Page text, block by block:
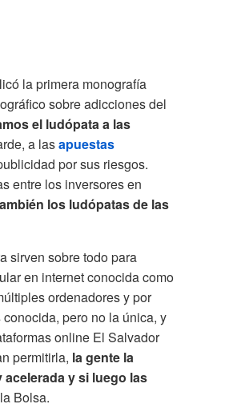
la primera monografía
sobre adicciones del
el ludópata a las
a lasapuestas
por sus riesgos.
entre los inversores en
los ludópatas de las
sirven sobre todo para
en internet conocida como
ordenadores y por
pero no la única, y
online El Salvador
permitirla, la gente la
y si luego las
Bolsa.